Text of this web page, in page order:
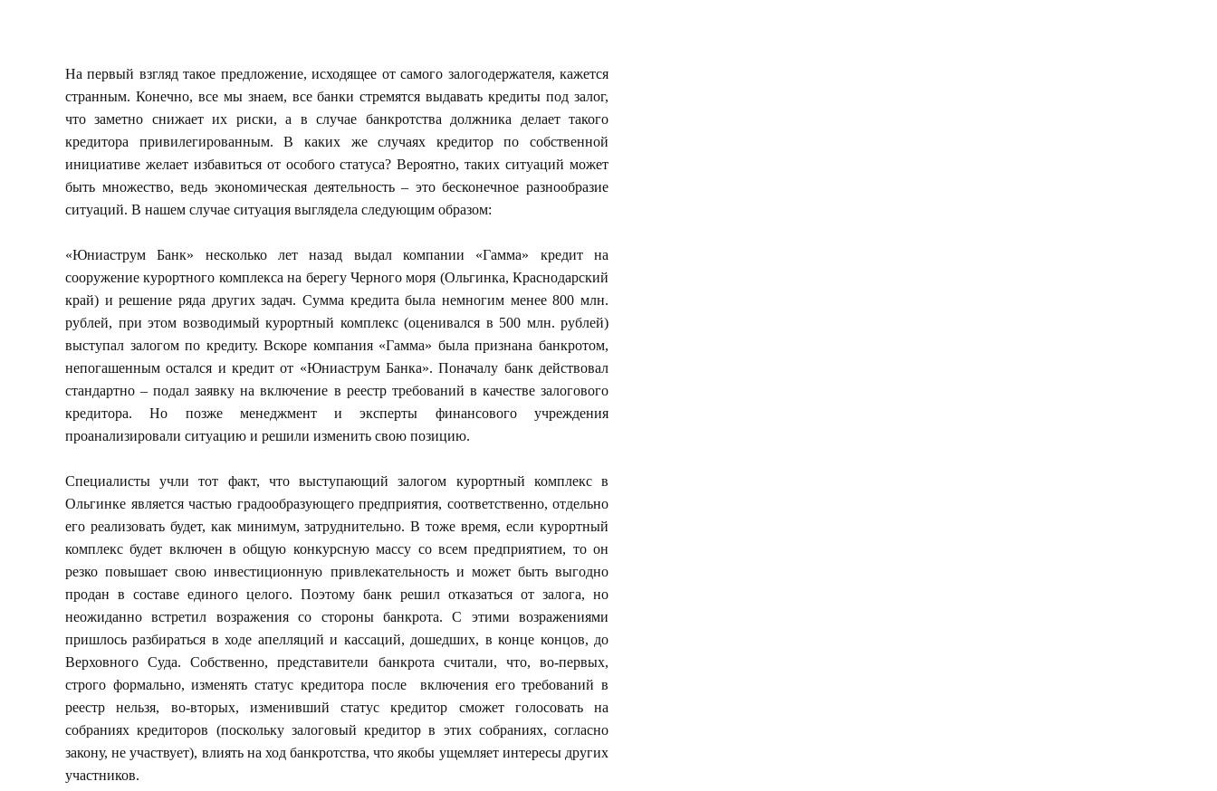
На первый взгляд такое предложение, исходящее от самого залогодержателя, кажется
странным. Конечно, все мы знаем, все банки стремятся выдавать кредиты под залог,
что заметно снижает их риски, а в случае банкротства должника делает такого
кредитора привилегированным. В каких же случаях кредитор по собственной
инициативе желает избавиться от особого статуса? Вероятно, таких ситуаций может
быть множество, ведь экономическая деятельность – это бесконечное разнообразие
ситуаций. В нашем случае ситуация выглядела следующим образом:
«Юниаструм Банк» несколько лет назад выдал компании «Гамма» кредит на
сооружение курортного комплекса на берегу Черного моря (Ольгинка, Краснодарский
край) и решение ряда других задач. Сумма кредита была немногим менее 800 млн.
рублей, при этом возводимый курортный комплекс (оценивался в 500 млн. рублей)
выступал залогом по кредиту. Вскоре компания «Гамма» была признана банкротом,
непогашенным остался и кредит от «Юниаструм Банка». Поначалу банк действовал
стандартно – подал заявку на включение в реестр требований в качестве залогового
кредитора. Но позже менеджмент и эксперты финансового учреждения
проанализировали ситуацию и решили изменить свою позицию.
Специалисты учли тот факт, что выступающий залогом курортный комплекс в
Ольгинке является частью градообразующего предприятия, соответственно, отдельно
его реализовать будет, как минимум, затруднительно. В тоже время, если курортный
комплекс будет включен в общую конкурсную массу со всем предприятием, то он
резко повышает свою инвестиционную привлекательность и может быть выгодно
продан в составе единого целого. Поэтому банк решил отказаться от залога, но
неожиданно встретил возражения со стороны банкрота. С этими возражениями
пришлось разбираться в ходе апелляций и кассаций, дошедших, в конце концов, до
Верховного Суда. Собственно, представители банкрота считали, что, во-первых,
строго формально, изменять статус кредитора после включения его требований в
реестр нельзя, во-вторых, изменивший статус кредитор сможет голосовать на
собраниях кредиторов (поскольку залоговый кредитор в этих собраниях, согласно
закону, не участвует), влиять на ход банкротства, что якобы ущемляет интересы других
участников.